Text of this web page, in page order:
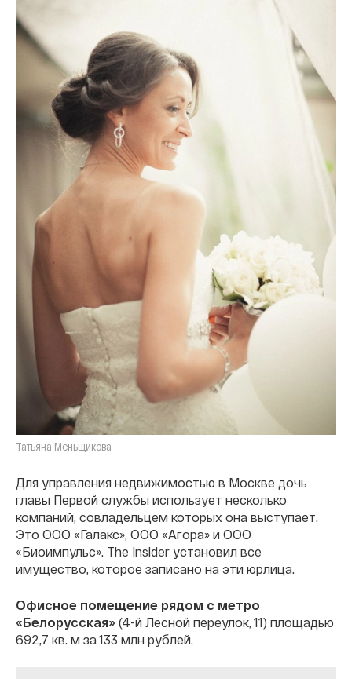
Татьяна Меньщикова
Для управления недвижимостью в Москве дочь
главы Первой службы использует несколько
компаний, совладельцем которых она выступает.
Это ООО «Галакс», ООО «Агора» и ООО
«Биоимпульс». The Insider установил все
имущество, которое записано на эти юрлица.
Офисное помещение рядом с метро
«Белорусская» (4-й Лесной переулок, 11) площадью
692,7 кв. м за 133 млн рублей.